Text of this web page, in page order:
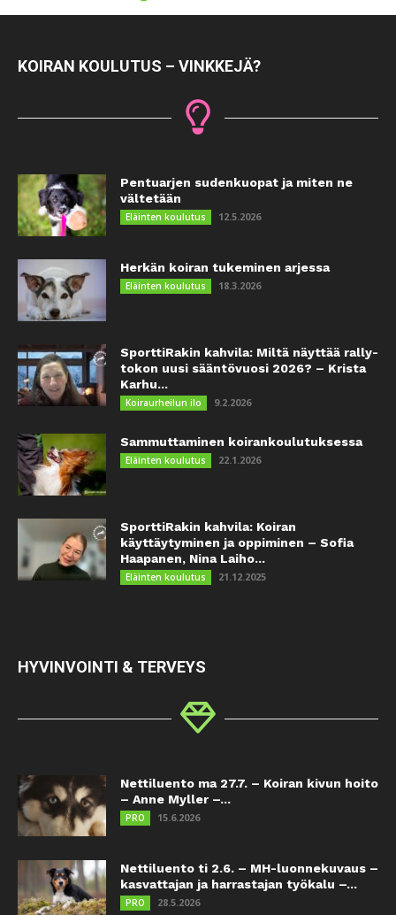
KOIRAN KOULUTUS – VINKKEJÄ?
Pentuarjen sudenkuopat ja miten ne
vältetään
Eläinten koulutus 12.5.2026
Herkän koiran tukeminen arjessa
Eläinten koulutus 18.3.2026
SporttiRakin kahvila: Miltä näyttää rally-
tokon uusi sääntövuosi 2026? – Krista
Karhu...
Koiraurheilun ilo 9.2.2026
Sammuttaminen koirankoulutuksessa
Eläinten koulutus 22.1.2026
SporttiRakin kahvila: Koiran
käyttäytyminen ja oppiminen – Sofia
Haapanen, Nina Laiho...
Eläinten koulutus 21.12.2025
HYVINVOINTI & TERVEYS
Nettiluento ma 27.7. – Koiran kivun hoito
– Anne Myller –...
PRO 15.6.2026
Nettiluento ti 2.6. – MH-luonnekuvaus –
kasvattajan ja harrastajan työkalu –...
PRO 28.5.2026